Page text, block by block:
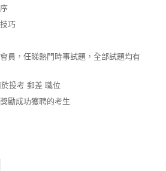
巧
員，任睇熱門時事試題，全部試題均有
投考 郵差 職位
勵成功獲聘的考生